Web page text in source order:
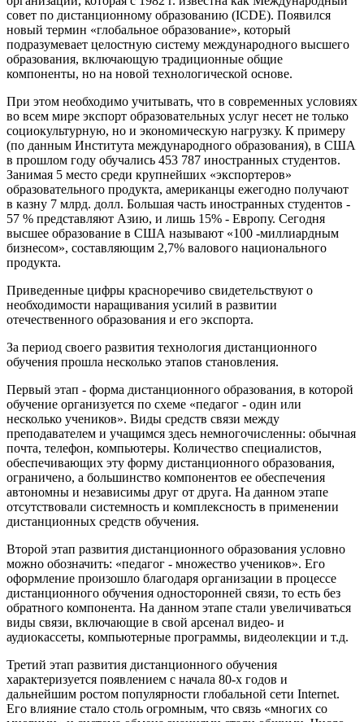
совет по дистанционному образованию (ICDE). Появился
новый термин «глобальное образование», который
подразумевает целостную систему международного высшего
образования, включающую традиционные общие
компоненты, но на новой технологической основе.
При этом необходимо учитывать, что в современных условиях
во всем мире экспорт образовательных услуг несет не только
социокультурную, но и экономическую нагрузку. К примеру
(по данным Института международного образования), в США
в прошлом году обучались 453 787 иностранных студентов.
Занимая 5 место среди крупнейших «экспортеров»
образовательного продукта, американцы ежегодно получают
в казну 7 млрд. долл. Большая часть иностранных студентов -
57 % представляют Азию, и лишь 15% - Европу. Сегодня
высшее образование в США называют «100 -миллиардным
бизнесом», составляющим 2,7% валового национального
продукта.
Приведенные цифры красноречиво свидетельствуют о
необходимости наращивания усилий в развитии
отечественного образования и его экспорта.
За период своего развития технология дистанционного
обучения прошла несколько этапов становления.
Первый этап - форма дистанционного образования, в которой
обучение организуется по схеме «педагог - один или
несколько учеников». Виды средств связи между
преподавателем и учащимся здесь немногочисленны: обычная
почта, телефон, компьютеры. Количество специалистов,
обеспечивающих эту форму дистанционного образования,
ограничено, а большинство компонентов ее обеспечения
автономны и независимы друг от друга. На данном этапе
отсутствовали системность и комплексность в применении
дистанционных средств обучения.
Второй этап развития дистанционного образования условно
можно обозначить: «педагог - множество учеников». Его
оформление произошло благодаря организации в процессе
дистанционного обучения односторонней связи, то есть без
обратного компонента. На данном этапе стали увеличиваться
виды связи, включающие в свой арсенал видео- и
аудиокассеты, компьютерные программы, видеолекции и т.д.
Третий этап развития дистанционного обучения
характеризуется появлением с начала 80-х годов и
дальнейшим ростом популярности глобальной сети Internet.
Его влияние стало столь огромным, что связь «многих со